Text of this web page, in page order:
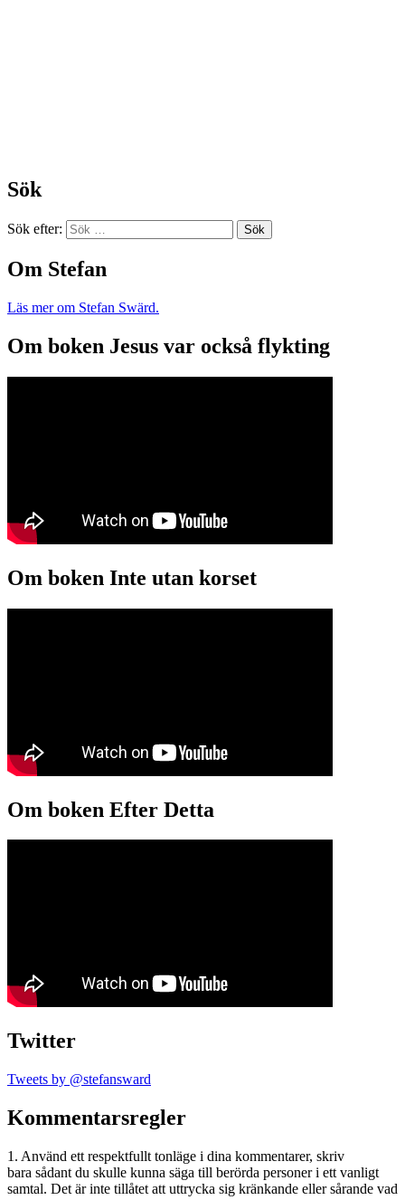
Sök
Sök efter:
Om Stefan
Läs mer om Stefan Swärd.
Om boken Jesus var också flykting
Om boken Inte utan korset
Om boken Efter Detta
Twitter
Tweets by @stefansward
Kommentarsregler
1. Använd ett respektfullt tonläge i dina kommentarer, skriv
bara sådant du skulle kunna säga till berörda personer i ett vanligt
samtal. Det är inte tillåtet att uttrycka sig kränkande eller sårande vad